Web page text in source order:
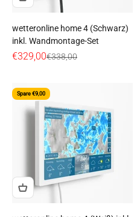
wetteronline home 4 (Schwarz)
inkl. Wandmontage-Set
Angebot
€329,00Regulärer Preis
€338,00
Spare €9,00